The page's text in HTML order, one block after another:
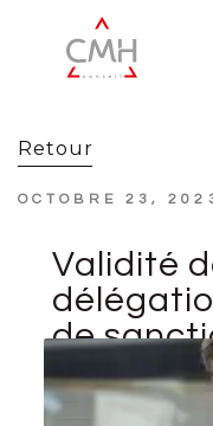
Retour
OCTOBRE 23,
Validité
de
salariés